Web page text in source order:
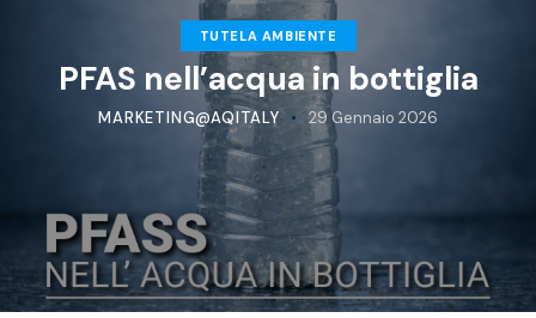
TUTELA AMBIENTE
PFAS nell’acqua in bottiglia
MARKETING@AQITALY 29 Gennaio 2026